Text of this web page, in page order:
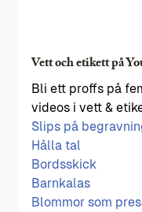
Vett och etikett på
Bli ett proffs på
videos i vett &
Slips på
Hålla tal
Bordsskick
Barnkalas
Blommor som